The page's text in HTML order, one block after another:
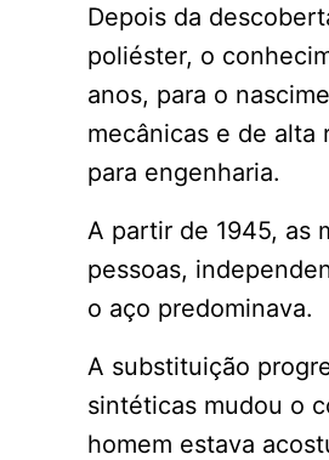
Depois da
poliéster, o
anos, para o
mecânicas e de alta
para engenharia.
A partir de 1945, as
pessoas,
o aço predominava.
A substituição
sintéticas mudou o
homem estava